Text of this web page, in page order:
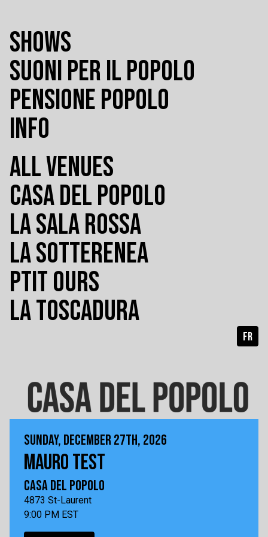
SHOWS
SUONI PER IL POPOLO
PENSIONE POPOLO
INFO
ALL VENUES
CASA DEL POPOLO
LA SALA ROSSA
LA SOTTERENEA
PTIT OURS
LA TOSCADURA
FR
SUNDAY, DECEMBER 27TH, 2026
MAURO TEST
CASA DEL POPOLO
4873 St-Laurent
9:00 PM EST